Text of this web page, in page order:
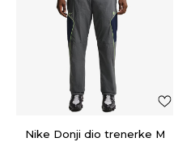
Nike Donji dio trenerke M